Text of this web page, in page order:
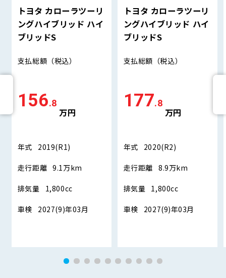
トヨタ カローラツーリ
ングハイブリッド ハイ
ブリッドS
支払総額 （税込）
156.8
万円
年式 2019(R1)
走行距離 9.1万km
排気量 1,800cc
車検 2027(9)年03月
トヨタ カローラツーリ
ングハイブリッド ハイ
ブリッドS
支払総額 （税込）
177.8
万円
年式 2020(R2)
走行距離 8.9万km
排気量 1,800cc
車検 2027(9)年03月